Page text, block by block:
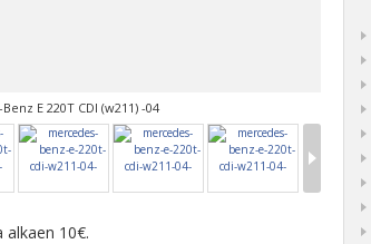
E 220T CDI (w211) -04
alkaen 10€.